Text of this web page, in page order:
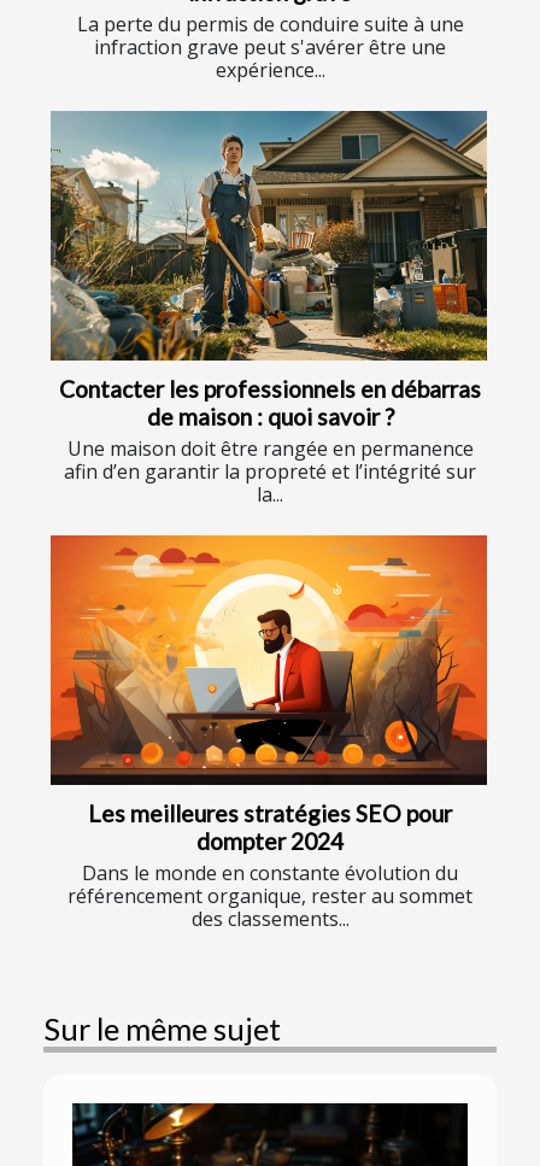
La perte du permis de conduire suite à une
infraction grave peut s'avérer être une
expérience...
Contacter les professionnels en débarras
de maison : quoi savoir ?
Une maison doit être rangée en permanence
afin d’en garantir la propreté et l’intégrité sur
la...
Les meilleures stratégies SEO pour
dompter 2024
Dans le monde en constante évolution du
référencement organique, rester au sommet
des classements...
Sur le même sujet